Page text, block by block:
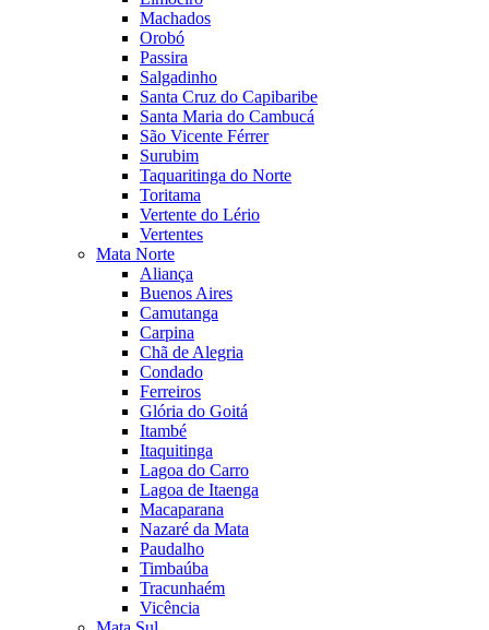
Machados
Orobó
Passira
Salgadinho
Santa Cruz do Capibaribe
Santa Maria do Cambucá
São Vicente Férrer
Surubim
Taquaritinga do Norte
Toritama
Vertente do Lério
Vertentes
Mata Norte
Aliança
Buenos Aires
Camutanga
Carpina
Chã de Alegria
Condado
Ferreiros
Glória do Goitá
Itambé
Itaquitinga
Lagoa do Carro
Lagoa de Itaenga
Macaparana
Nazaré da Mata
Paudalho
Timbaúba
Tracunhaém
Vicência